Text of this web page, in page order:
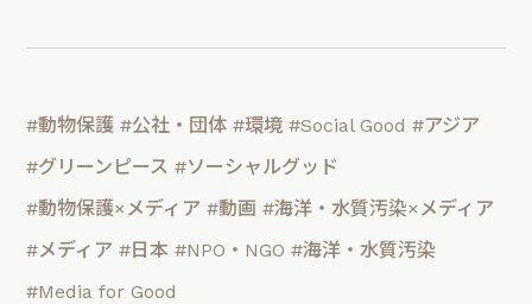
#動物保護 #公社・団体 #環境 #Social Good #アジア
#グリーンピース #ソーシャルグッド
#動物保護×メディア #動画 #海洋・水質汚染×メディア
#メディア #日本 #NPO・NGO #海洋・水質汚染
#Media for Good